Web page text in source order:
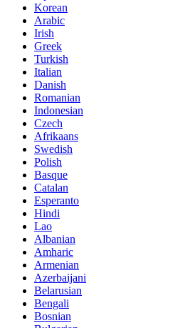
Korean
Arabic
Irish
Greek
Turkish
Italian
Danish
Romanian
Indonesian
Czech
Afrikaans
Swedish
Polish
Basque
Catalan
Esperanto
Hindi
Lao
Albanian
Amharic
Armenian
Azerbaijani
Belarusian
Bengali
Bosnian